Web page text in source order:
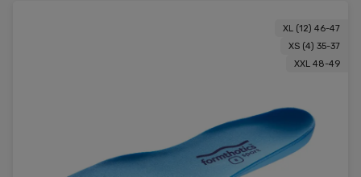
XL (12) 46-47
XS (4) 35-37
XXL 48-49